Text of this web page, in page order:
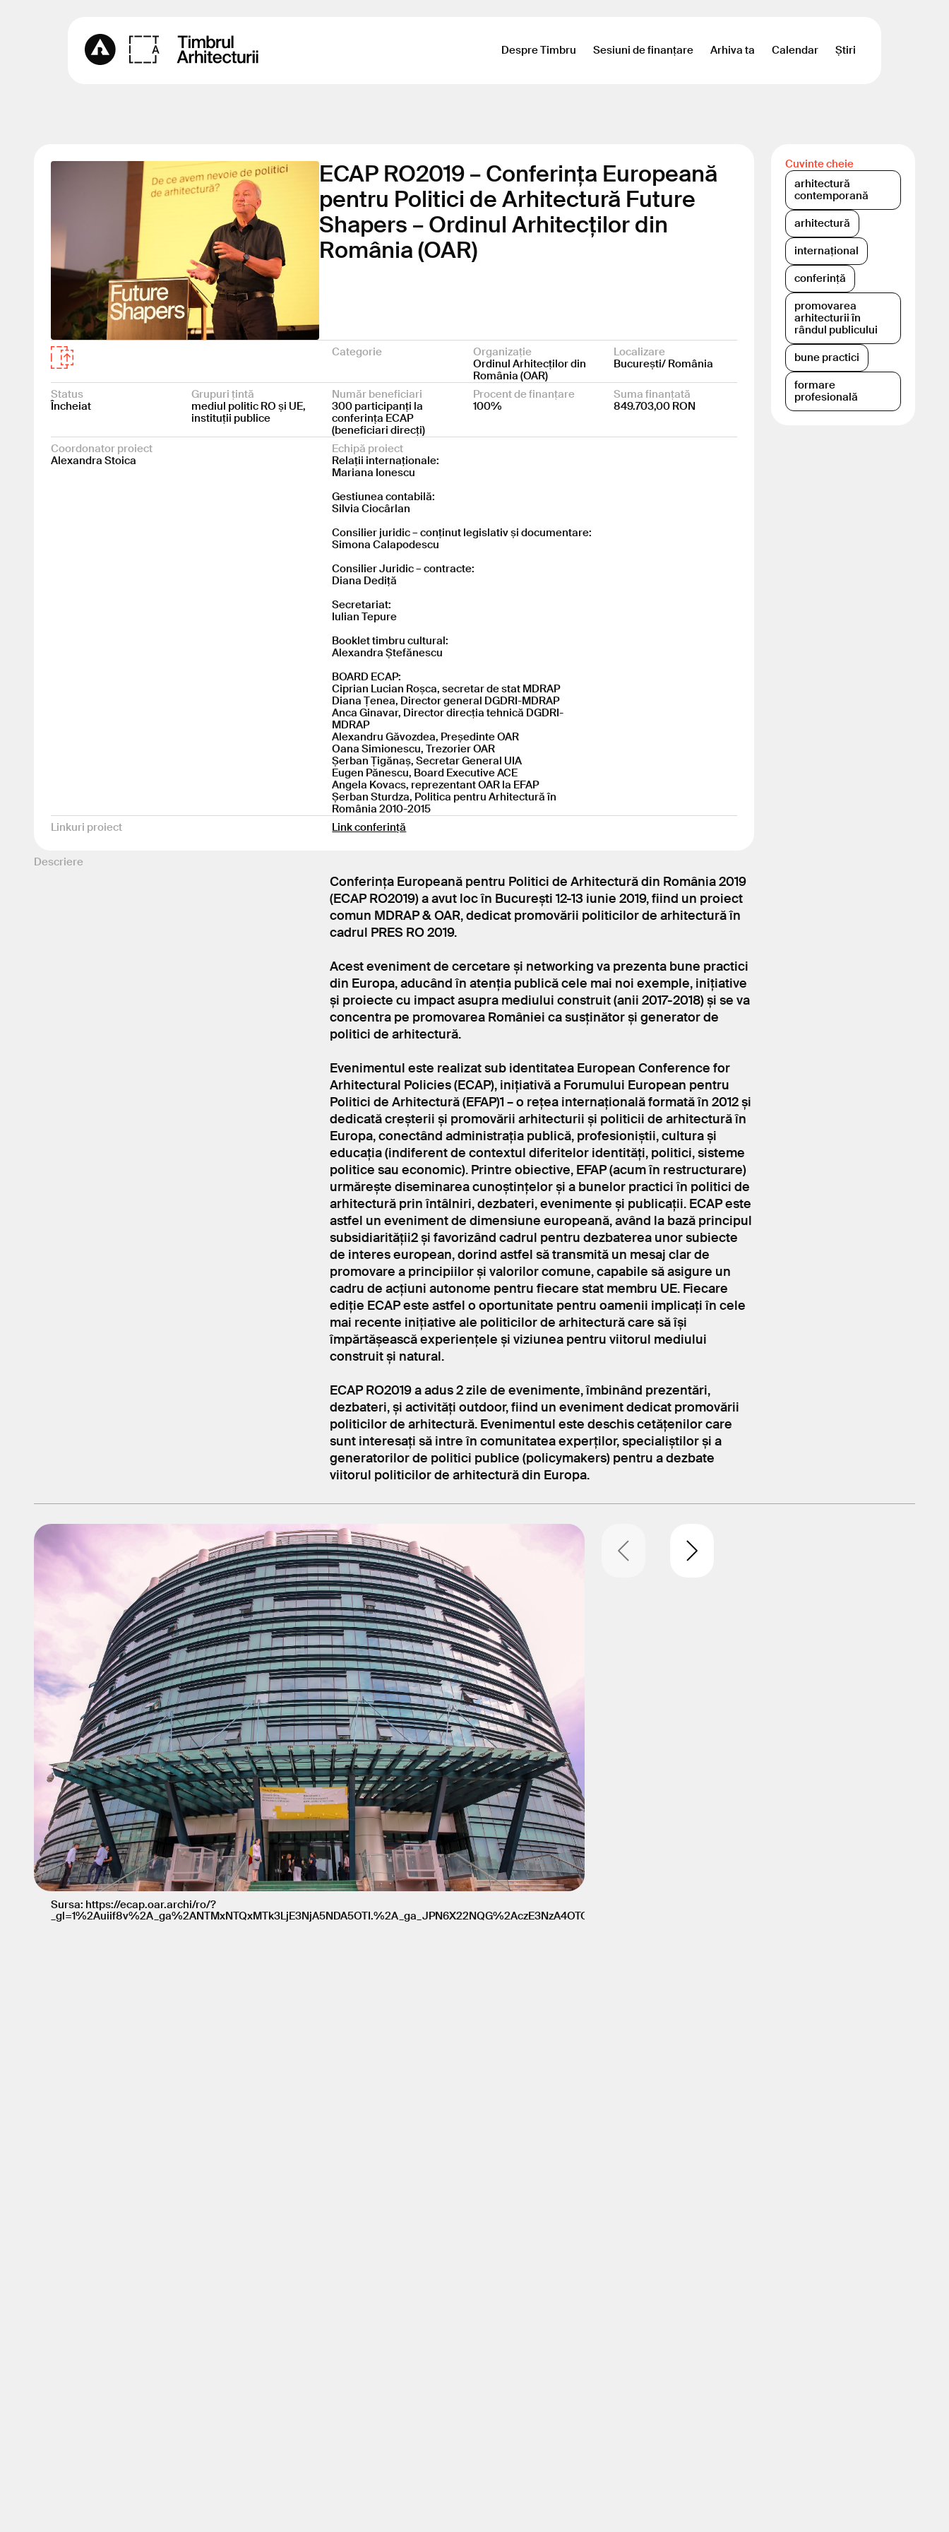
Despre Timbru Sesiuni de finanțare Arhiva ta Calendar Știri
ECAP RO2019 – Conferința Europeană
pentru Politici de Arhitectură Future
Shapers – Ordinul Arhitecților din
România (OAR)
Categorie
Organizație
Ordinul Arhitecților din
România (OAR)
Localizare
București/ România
Status
Încheiat
Grupuri țintă
mediul politic RO și UE,
instituții publice
Număr beneficiari
300 participanți la
conferința ECAP
(beneficiari direcți)
Procent de finanțare
100%
Suma finanțată
849.703,00 RON
Coordonator proiect
Alexandra Stoica
Echipă proiect
Relații internaționale:
Mariana Ionescu
Gestiunea contabilă:
Silvia Ciocârlan
Consilier juridic – conținut legislativ și documentare:
Simona Calapodescu
Consilier Juridic – contracte:
Diana Dediță
Secretariat:
Iulian Tepure
Booklet timbru cultural:
Alexandra Ștefănescu
BOARD ECAP:
Ciprian Lucian Roșca, secretar de stat MDRAP
Diana Țenea, Director general DGDRI-MDRAP
Anca Ginavar, Director direcția tehnică DGDRI-
MDRAP
Alexandru Găvozdea, Președinte OAR
Oana Simionescu, Trezorier OAR
Șerban Țigănaș, Secretar General UIA
Eugen Pănescu, Board Executive ACE
Angela Kovacs, reprezentant OAR la EFAP
Șerban Sturdza, Politica pentru Arhitectură în
România 2010-2015
Linkuri proiect
Link conferință
Cuvinte cheie
arhitectură
contemporană
arhitectură
internațional
conferință
promovarea
arhitecturii în
rândul publicului
bune practici
formare
profesională
Descriere
Conferința Europeană pentru Politici de Arhitectură din România 2019
(ECAP RO2019) a avut loc în București 12-13 iunie 2019, fiind un proiect
comun MDRAP & OAR, dedicat promovării politicilor de arhitectură în
cadrul PRES RO 2019.
Acest eveniment de cercetare și networking va prezenta bune practici
din Europa, aducând în atenția publică cele mai noi exemple, inițiative
și proiecte cu impact asupra mediului construit (anii 2017-2018) și se va
concentra pe promovarea României ca susținător și generator de
politici de arhitectură.
Evenimentul este realizat sub identitatea European Conference for
Arhitectural Policies (ECAP), inițiativă a Forumului European pentru
Politici de Arhitectură (EFAP)1 – o rețea internațională formată în 2012 și
dedicată creșterii și promovării arhitecturii și politicii de arhitectură în
Europa, conectând administrația publică, profesioniștii, cultura și
educația (indiferent de contextul diferitelor identități, politici, sisteme
politice sau economic). Printre obiective, EFAP (acum în restructurare)
urmărește diseminarea cunoștințelor și a bunelor practici în politici de
arhitectură prin întâlniri, dezbateri, evenimente și publicații. ECAP este
astfel un eveniment de dimensiune europeană, având la bază principul
subsidiarității2 și favorizând cadrul pentru dezbaterea unor subiecte
de interes european, dorind astfel să transmită un mesaj clar de
promovare a principiilor și valorilor comune, capabile să asigure un
cadru de acțiuni autonome pentru fiecare stat membru UE. Fiecare
ediție ECAP este astfel o oportunitate pentru oamenii implicați în cele
mai recente inițiative ale politicilor de arhitectură care să își
împărtășească experiențele și viziunea pentru viitorul mediului
construit și natural.
ECAP RO2019 a adus 2 zile de evenimente, îmbinând prezentări,
dezbateri, și activități outdoor, fiind un eveniment dedicat promovării
politicilor de arhitectură. Evenimentul este deschis cetățenilor care
sunt interesați să intre în comunitatea experților, specialiștilor și a
generatorilor de politici publice (policymakers) pentru a dezbate
viitorul politicilor de arhitectură din Europa.
Sursa: https://ecap.oar.archi/ro/?
_gl=1%2Auiif8v%2A_ga%2ANTMxNTQxMTk3LjE3NjA5NDA5OTI.%2A_ga_JPN6X22NQG%2AczE3NzA4OTQ2MDckbzI5NiRnMSR0MTc3MDg5NDYzMCRqMzckbDAkaDA.